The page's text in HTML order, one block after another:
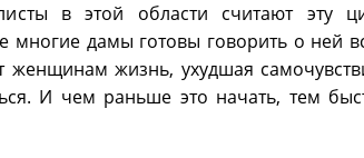
в этой области считают эту
многие дамы готовы говорить о ней
женщинам жизнь, ухудшая
И чем раньше это начать, тем